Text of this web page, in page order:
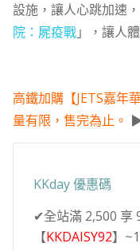
設施，讓人心跳加速
院：屍疫戰」，讓人
高鐵加購【JETS嘉年
量有限，售完為止。
KKday 優惠碼
✔全站滿 2,500 享
【KKDAISY92】